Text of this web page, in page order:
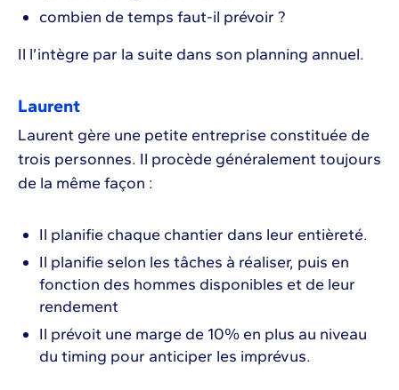
combien de temps faut-il prévoir ?
Il l’intègre par la suite dans son planning annuel.
Laurent
Laurent gère une petite entreprise constituée de
trois personnes. Il procède généralement toujours
de la même façon :
Il planifie chaque chantier dans leur entièreté.
Il planifie selon les tâches à réaliser, puis en
fonction des hommes disponibles et de leur
rendement
Il prévoit une marge de 10% en plus au niveau
du timing pour anticiper les imprévus.